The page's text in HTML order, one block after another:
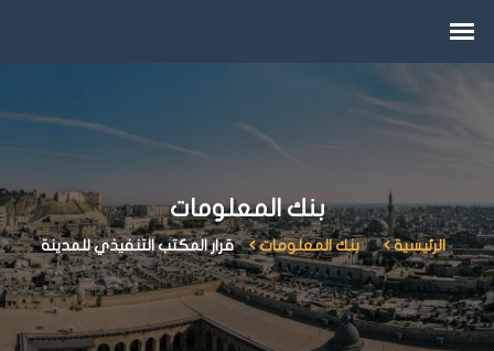
بنك المعلومات
الرئيسية بنك المعلومات قرار المكتب التنفيذي للمدينة